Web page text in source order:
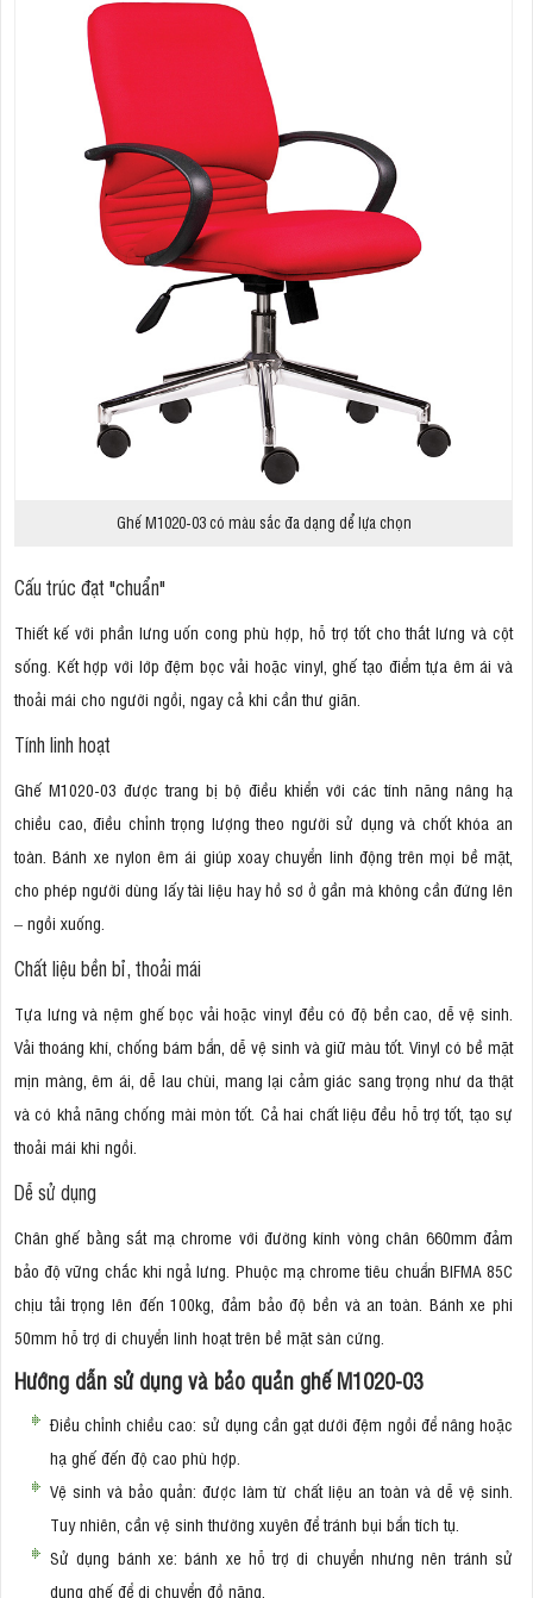
Ghế M1020-03 có màu sắc đa dạng dể lựa chọn
Cấu trúc đạt "chuẩn"
Thiết kế với phần lưng uốn cong phù hợp, hỗ trợ tốt cho thắt lưng và cột
sống. Kết hợp với lớp đệm bọc vải hoặc vinyl, ghế tạo điểm tựa êm ái và
thoải mái cho người ngồi, ngay cả khi cần thư giãn.
Tính linh hoạt
Ghế M1020-03 được trang bị bộ điều khiển với các tính năng nâng hạ
chiều cao, điều chỉnh trọng lượng theo người sử dụng và chốt khóa an
toàn. Bánh xe nylon êm ái giúp xoay chuyển linh động trên mọi bề mặt,
cho phép người dùng lấy tài liệu hay hồ sơ ở gần mà không cần đứng lên
– ngồi xuống.
Chất liệu bền bỉ, thoải mái
Tựa lưng và nệm ghế bọc vải hoặc vinyl đều có độ bền cao, dễ vệ sinh.
Vải thoáng khí, chống bám bẩn, dễ vệ sinh và giữ màu tốt. Vinyl có bề mặt
mịn màng, êm ái, dễ lau chùi, mang lại cảm giác sang trọng như da thật
và có khả năng chống mài mòn tốt. Cả hai chất liệu đều hỗ trợ tốt, tạo sự
thoải mái khi ngồi.
Dễ sử dụng
Chân ghế bằng sắt mạ chrome với đường kính vòng chân 660mm đảm
bảo độ vững chắc khi ngả lưng. Phuộc mạ chrome tiêu chuẩn BIFMA 85C
chịu tải trọng lên đến 100kg, đảm bảo độ bền và an toàn. Bánh xe phi
50mm hỗ trợ di chuyển linh hoạt trên bề mặt sàn cứng.
Hướng dẫn sử dụng và bảo quản ghế M1020-03
Điều chỉnh chiều cao: sử dụng cần gạt dưới đệm ngồi để nâng hoặc
hạ ghế đến độ cao phù hợp.
Vệ sinh và bảo quản: được làm từ chất liệu an toàn và dễ vệ sinh.
Tuy nhiên, cần vệ sinh thường xuyên để tránh bụi bẩn tích tụ.
Sử dụng bánh xe: bánh xe hỗ trợ di chuyển nhưng nên tránh sử
dụng ghế để di chuyển đồ nặng.